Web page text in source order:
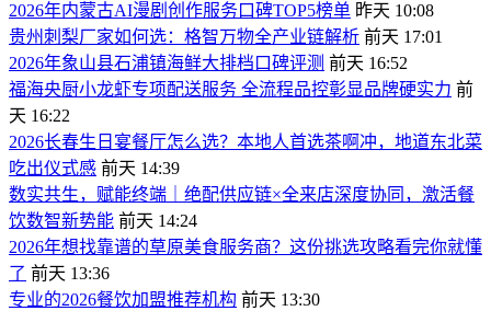
2026年内蒙古AI漫剧创作服务口碑TOP5榜单 昨天 10:08
贵州刺梨厂家如何选：格智万物全产业链解析 前天 17:01
2026年象山县石浦镇海鲜大排档口碑评测 前天 16:52
福海央厨小龙虾专项配送服务 全流程品控彰显品牌硬实力 前
天 16:22
2026长春生日宴餐厅怎么选？本地人首选茶啊冲，地道东北菜
吃出仪式感 前天 14:39
数实共生，赋能终端｜绝配供应链×全来店深度协同，激活餐
饮数智新势能 前天 14:24
2026年想找靠谱的草原美食服务商？这份挑选攻略看完你就懂
了 前天 13:36
专业的2026餐饮加盟推荐机构 前天 13:30